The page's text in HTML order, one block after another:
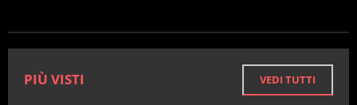
PIÙ VISTI VEDI TUTTI